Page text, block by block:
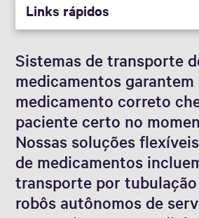
Links rápidos
Sistemas de transporte
medicamentos garantem
medicamento correto
paciente certo no
Nossas soluções
de medicamentos
transporte por
robôs autônomos de